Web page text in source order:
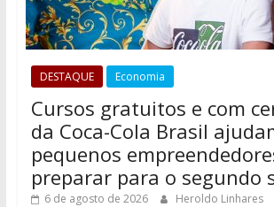
DESTAQUE Economia
Cursos gratuitos e com
da Coca-Cola Brasil
pequenos
preparar para o segundo
6 de agosto de 2026 Heroldo Linhares